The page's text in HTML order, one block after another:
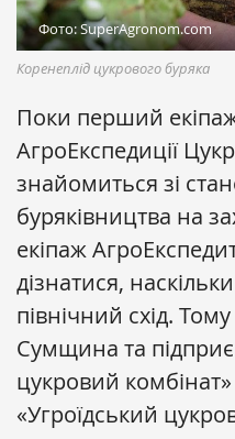
Фото: SuperAgronom.com
Коренеплід цукрового буряка
Поки перший
АгроЕкспедиції
знайомиться зі
буряківництва на
екіпаж
дізнатися,
північний схід.
Сумщина та
цукровий
«Угроїдський